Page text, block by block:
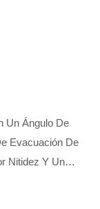
Un Ángulo De
Evacuación De
Nitidez Y Una